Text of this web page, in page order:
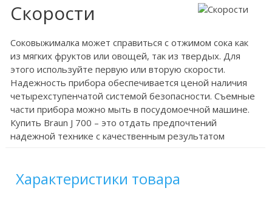
Скорости
Соковыжималка может справиться с отжимом сока как
из мягких фруктов или овощей, так из твердых. Для
этого используйте первую или вторую скорости.
Надежность прибора обеспечивается ценой наличия
четырехступенчатой системой безопасности. Съемные
части прибора можно мыть в посудомоечной машине.
Купить Braun J 700 – это отдать предпочтений
надежной технике с качественным результатом
Характеристики товара